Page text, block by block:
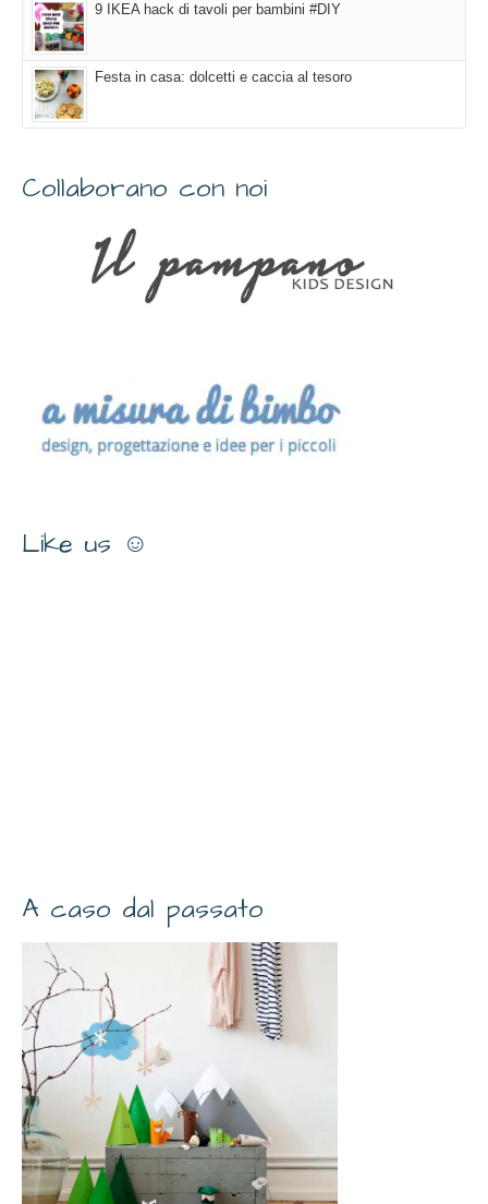
9 IKEA hack di tavoli per bambini #DIY
Festa in casa: dolcetti e caccia al tesoro
Collaborano con noi
Like us ☺
A caso dal passato